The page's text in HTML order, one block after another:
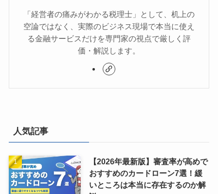
「経営者の痛みがわかる税理士」として、机上の
空論ではなく、実際のビジネス現場で本当に使え
る金融サービスだけを専門家の視点で厳しく評
価・解説します。
人気記事
【2026年最新版】審査率が高めで
おすすめのカードローン7選！緩
いところは本当に存在するのか解